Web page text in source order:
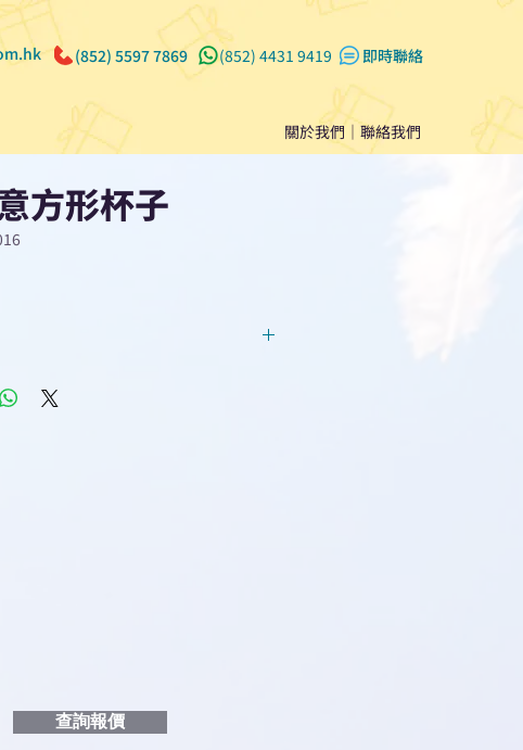
(852) 5597 7869 (852) 4431 9419 ​即時聯絡
關於我們 ｜聯絡我們
方形杯子
查詢報價